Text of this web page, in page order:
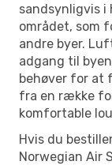
sandsynligvis
området, som
andre byer.
adgang til
behøver for at
fra en række
komfortable
Hvis du
Norwegian Air